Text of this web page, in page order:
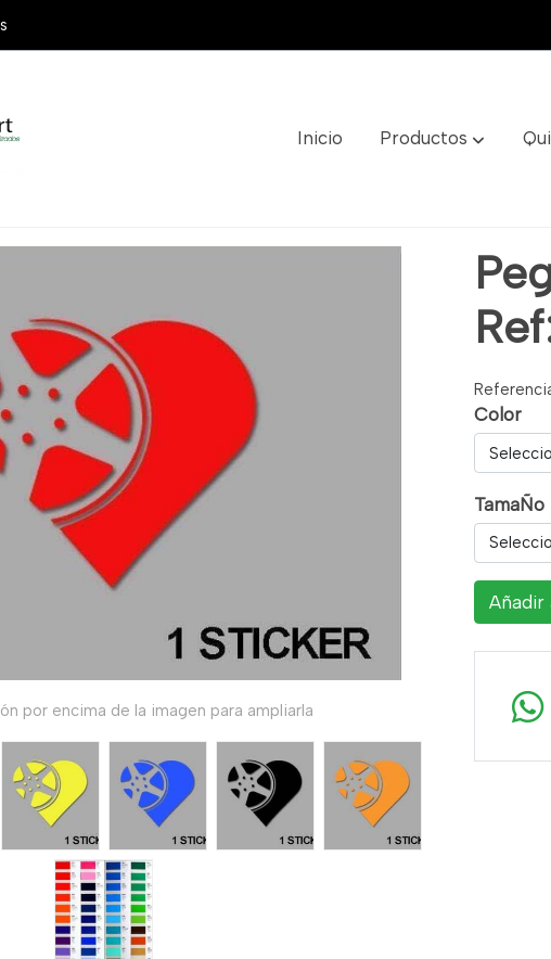
Inicio Productos
Ref: Jdm52
por encima de la imagen para ampliarla
Color
TamaÑo
Añadir